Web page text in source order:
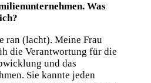
Was
ran (lacht). Meine Frau
die Verantwortung für die
und das
Sie kannte jeden